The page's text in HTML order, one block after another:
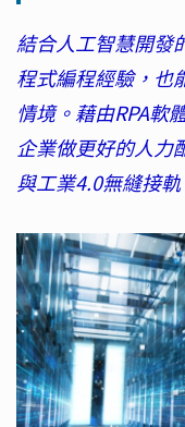
結合人工智慧開發
程式編程經驗，也
情境。藉由RPA軟
企業做更好的人力
與工業4.0無縫接軌